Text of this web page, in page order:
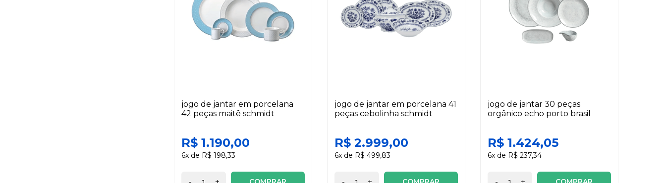
jogo de jantar em porcelana
42 peças maitê schmidt
R$ 1.190,00
6x de R$ 198,33
jogo de jantar em porcelana 41
peças cebolinha schmidt
R$ 2.999,00
6x de R$ 499,83
jogo de jantar 30 peças
orgânico echo porto brasil
R$ 1.424,05
6x de R$ 237,34